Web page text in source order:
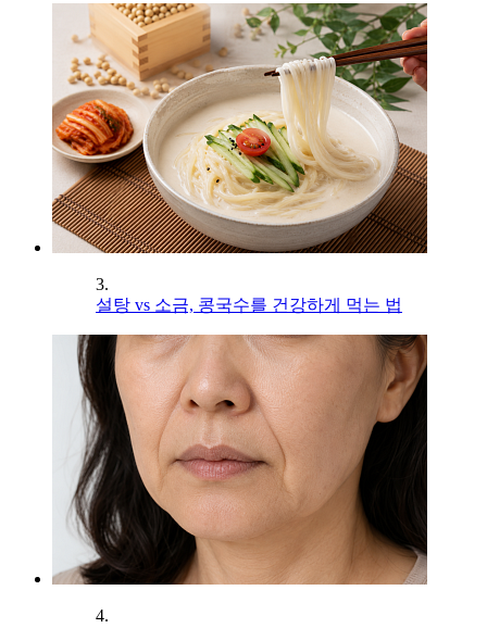
3.
설탕 vs 소금, 콩국수를 건강하게 먹는 법
4.